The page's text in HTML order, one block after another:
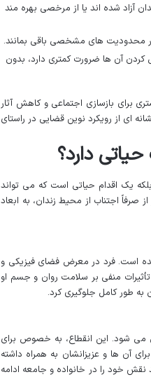
آزاد شده اند یا از مرخصی بهره مند
در محدودیت های مشخصی باقی بمانند.
آن ها ضرورت کمتری دارد، بدون
برای بازسازی اجتماعی و کاهش آثار
ای از رویکرد نوین قضایی در راستای
دارد؟
یک اقدام حیاتی است که می تواند
صرفاً اجتناب از محیط زندان، به ابعاد
است. فرد در معرض فضای فیزیکی و
منفی بر سلامت روان و جسم او
به طور کامل جلوگیری کرد.
می شود. این انقطاع، به خصوص برای
آن ها و عزیزانشان به همراه داشته
نقش خود را در خانواده و جامعه ادامه